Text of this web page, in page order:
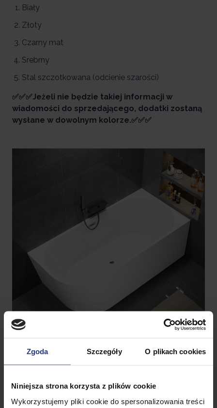
Zgoda Szczegóły O plikach cookies
Niniejsza strona korzysta z plików cookie
Wykorzystujemy pliki cookie do spersonalizowania treści
Biały
Złoty
Czarny mat
Srebrny
Stal szczotkowana (odcienie szarości)
✅✅✅Jeżeli nie będzie takiej informacji w
wiadomości do sprzedającego, dodatki zostaną
wysłane w dowolnym kolorze.✅✅✅
wanien.➡️